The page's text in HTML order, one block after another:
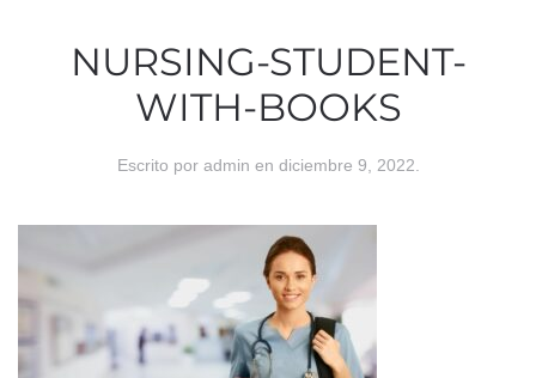
NURSING-STUDENT-
WITH-BOOKS
Escrito por admin en diciembre 9, 2022